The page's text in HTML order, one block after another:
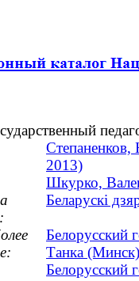
Степаненков,
2013)
Шкурко,
Беларускі
Белорусский
Танка
Белорусский